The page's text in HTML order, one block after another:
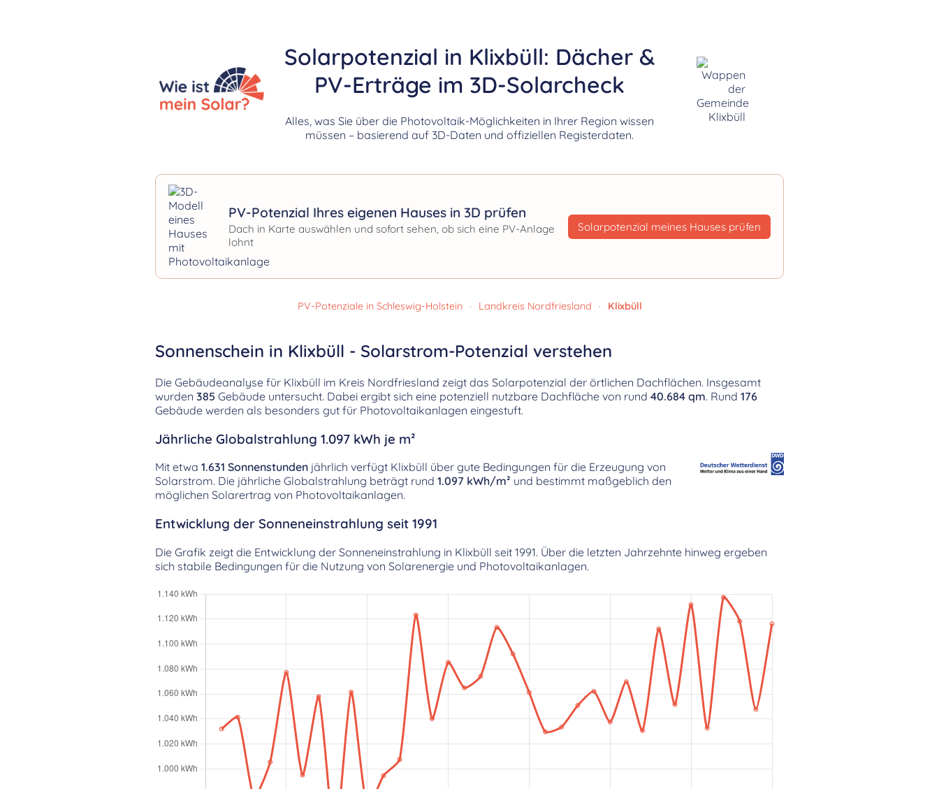
Solarpotenzial in Klixbüll: Dächer &
PV-Erträge im 3D-Solarcheck
Alles, was Sie über die Photovoltaik-Möglichkeiten in Ihrer Region wissen
müssen – basierend auf 3D-Daten und offiziellen Registerdaten.
PV-Potenzial Ihres eigenen Hauses in 3D prüfen
Dach in Karte auswählen und sofort sehen, ob sich eine PV-Anlage
lohnt
Solarpotenzial meines Hauses prüfen
PV-Potenziale in Schleswig-Holstein · Landkreis Nordfriesland · Klixbüll
Sonnenschein in Klixbüll - Solarstrom-Potenzial verstehen
Die Gebäudeanalyse für Klixbüll im Kreis Nordfriesland zeigt das Solarpotenzial der örtlichen Dachflächen. Insgesamt
wurden 385 Gebäude untersucht. Dabei ergibt sich eine potenziell nutzbare Dachfläche von rund 40.684 qm. Rund 176
Gebäude werden als besonders gut für Photovoltaikanlagen eingestuft.
Jährliche Globalstrahlung 1.097 kWh je m²
Mit etwa 1.631 Sonnenstunden jährlich verfügt Klixbüll über gute Bedingungen für die Erzeugung von
Solarstrom. Die jährliche Globalstrahlung beträgt rund 1.097 kWh/m² und bestimmt maßgeblich den
möglichen Solarertrag von Photovoltaikanlagen.
Entwicklung der Sonneneinstrahlung seit 1991
Die Grafik zeigt die Entwicklung der Sonneneinstrahlung in Klixbüll seit 1991. Über die letzten Jahrzehnte hinweg ergeben
sich stabile Bedingungen für die Nutzung von Solarenergie und Photovoltaikanlagen.